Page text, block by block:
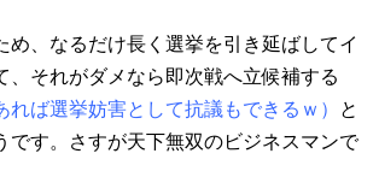
め、なるだけ長く選挙を引き延ばしてイ
、それがダメなら即次戦へ立候補する
れば選挙妨害として抗議もできるｗ）
と
です。さすが天下無双のビジネスマンで